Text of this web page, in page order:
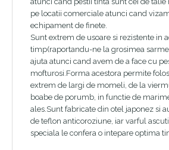
pe locatii comerciale atunci cand
echipament de finete.
Sunt extrem de usoare si rezistente in
timp(raportandu-ne la grosimea
ajuta atunci cand avem de a face cu
mofturosi.Forma acestora permite
extrem de largi de momeli, de la
boabe de porumb, in functie de
ales.Sunt fabricate din otel japonez si
de teflon anticoroziune, iar varful
speciala le confera o intepare optima